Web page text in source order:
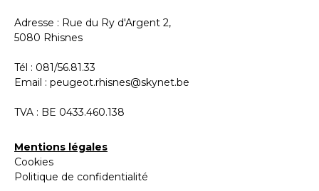
Adresse : Rue du Ry d'Argent 2,
5080 Rhisnes
Tél : 081/56.81.33
Email : peugeot.rhisnes@skynet.be
TVA : BE 0433.460.138
Mentions légales
Cookies
Politique de confidentialité